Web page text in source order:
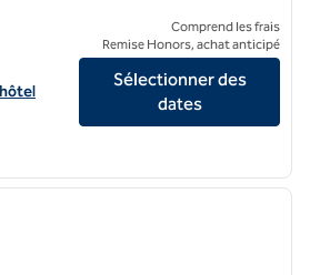
Conrad Nagoya
Comprend les frais
Remise Honors, achat anticipé
Sélectionner des
dates